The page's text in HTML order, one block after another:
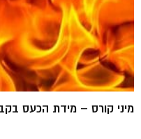
מיני קורס – מידת הכעס